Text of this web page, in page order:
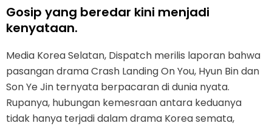
Gosip yang beredar kini menjadi
kenyataan.
Media Korea Selatan, Dispatch merilis laporan bahwa
pasangan drama Crash Landing On You, Hyun Bin dan
Son Ye Jin ternyata berpacaran di dunia nyata.
Rupanya, hubungan kemesraan antara keduanya
tidak hanya terjadi dalam drama Korea semata,